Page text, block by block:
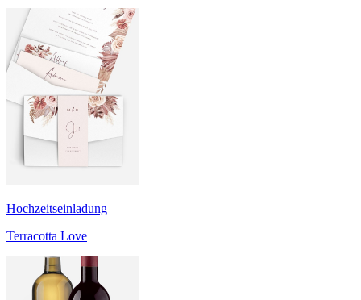
Hochzeitseinladung
Terracotta Love